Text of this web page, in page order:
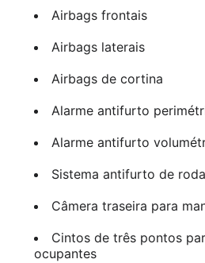
Airbags frontais
Airbags laterais
Airbags de cortina
Alarme antifurto
Alarme antifurto
Sistema antifurto de
Câmera traseira para
Cintos de três pontos
ocupantes